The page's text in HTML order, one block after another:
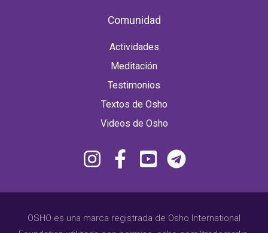
Comunidad
Actividades
Meditación
Testimonios
Textos de Osho
Videos de Osho
OSHO es una marca registrada de Osho International